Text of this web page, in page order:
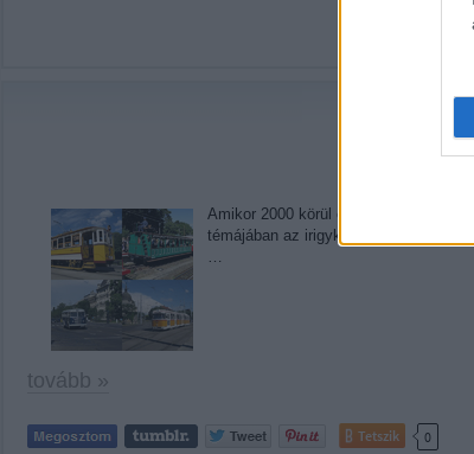
Amikor 2000 körül elkezdtem
témájában az irigykedés volt az
…
tovább »
Tetszik 0